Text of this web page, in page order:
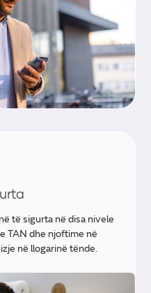
të sigurta në disa nivele
TAN dhe njoftime në
në llogarinë tënde.